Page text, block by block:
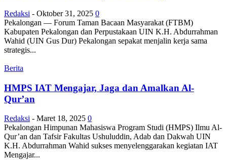
Redaksi - Oktober 31, 2025 0
Pekalongan — Forum Taman Bacaan Masyarakat (FTBM)
Kabupaten Pekalongan dan Perpustakaan UIN K.H. Abdurrahman
Wahid (UIN Gus Dur) Pekalongan sepakat menjalin kerja sama
strategis...
Berita
HMPS IAT Mengajar, Jaga dan Amalkan Al-
Qur’an
Redaksi - Maret 18, 2025 0
Pekalongan Himpunan Mahasiswa Program Studi (HMPS) Ilmu Al-
Qur’an dan Tafsir Fakultas Ushuluddin, Adab dan Dakwah UIN
K.H. Abdurrahman Wahid sukses menyelenggarakan kegiatan IAT
Mengajar...